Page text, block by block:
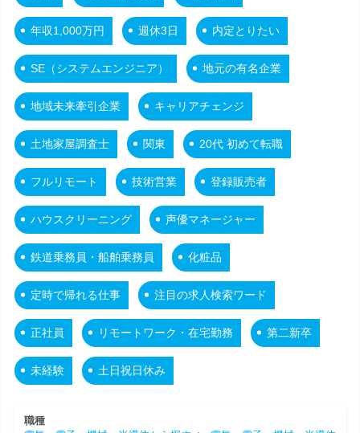
年収1,000万円 週休3日 内定とりたい
SE（システムエンジニア） 地元の有名企業
地域未来牽引企業 キャリアチェンジ
土地家屋調査士 関東 20代 初めて転職
フルリモート 技術営業 登録販売者
ハウスクリーニング 声優マネージャー
鉄道乗務員・船舶乗務員 化粧品
定時で帰れる仕事 注目の求人検索ワード
正社員 リモートワーク・在宅勤務 第二新卒
未経験 土日祝日休み
職種